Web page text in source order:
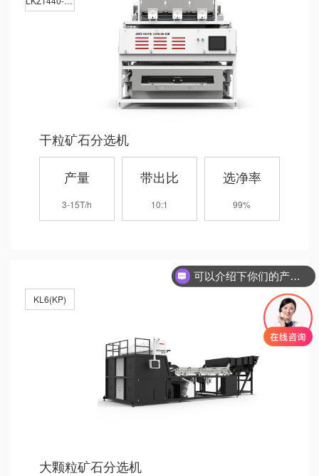
干粒矿石分选机
产量
3-15T/h
带出比
10:1
选净率
99%
KL6(KP)
大颗粒矿石分选机
可以介绍下你们的产品么